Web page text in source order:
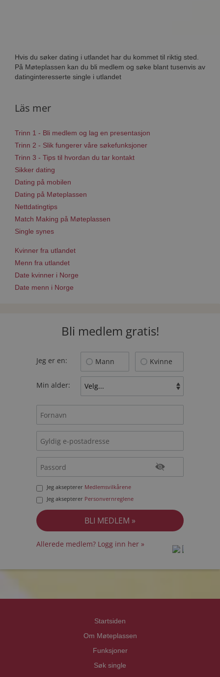
Hvis du søker dating i utlandet har du kommet til riktig sted.
På Møteplassen kan du bli medlem og søke blant tusenvis av
datinginteresserte single i utlandet
Läs mer
Trinn 1 - Bli medlem og lag en presentasjon
Trinn 2 - Slik fungerer våre søkefunksjoner
Trinn 3 - Tips til hvordan du tar kontakt
Sikker dating
Dating på mobilen
Dating på Møteplassen
Nettdatingtips
Match Making på Møteplassen
Single synes
Kvinner fra utlandet
Menn fra utlandet
Date kvinner i Norge
Date menn i Norge
Bli medlem gratis!
Jeg er en: Mann Kvinne
Min alder:
Jeg aksepterer Medlemsvilkårene
Jeg aksepterer Personvernreglene
Allerede medlem? Logg inn her »
Startsiden
Om Møteplassen
Funksjoner
Søk single